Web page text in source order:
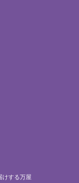
けする万屋